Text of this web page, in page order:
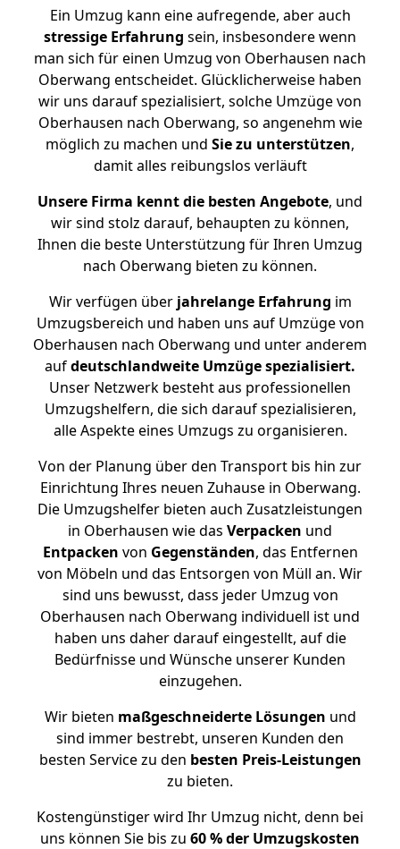
Ein Umzug kann eine aufregende, aber auch
stressige Erfahrung sein, insbesondere wenn
man sich für einen Umzug von Oberhausen nach
Oberwang entscheidet. Glücklicherweise haben
wir uns darauf spezialisiert, solche Umzüge von
Oberhausen nach Oberwang, so angenehm wie
möglich zu machen und Sie zu unterstützen,
damit alles reibungslos verläuft
Unsere Firma kennt die besten Angebote, und
wir sind stolz darauf, behaupten zu können,
Ihnen die beste Unterstützung für Ihren Umzug
nach Oberwang bieten zu können.
Wir verfügen überjahrelange Erfahrung im
Umzugsbereich und haben uns auf Umzüge von
Oberhausen nach Oberwang und unter anderem
aufdeutschlandweite Umzüge spezialisiert.
Unser Netzwerk besteht aus professionellen
Umzugshelfern, die sich darauf spezialisieren,
alle Aspekte eines Umzugs zu organisieren.
Von der Planung über den Transport bis hin zur
Einrichtung Ihres neuen Zuhause in Oberwang.
Die Umzugshelfer bieten auch Zusatzleistungen
in Oberhausen wie das Verpacken und
Entpacken von Gegenständen, das Entfernen
von Möbeln und das Entsorgen von Müll an. Wir
sind uns bewusst, dass jeder Umzug von
Oberhausen nach Oberwang individuell ist und
haben uns daher darauf eingestellt, auf die
Bedürfnisse und Wünsche unserer Kunden
einzugehen.
Wir bieten maßgeschneiderte Lösungen und
sind immer bestrebt, unseren Kunden den
besten Service zu den besten Preis-Leistungen
zu bieten.
Kostengünstiger wird Ihr Umzug nicht, denn bei
uns können Sie bis zu 60 % der Umzugskosten